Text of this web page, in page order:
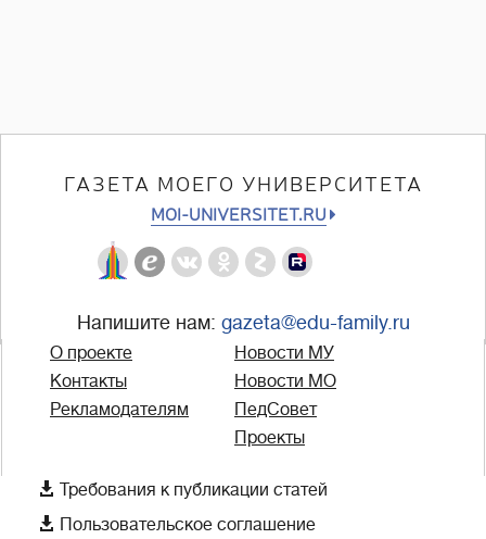
ГАЗЕТА МОЕГО УНИВЕРСИТЕТА
MOI-UNIVERSITET.RU
Напишите нам: gazeta@edu-family.ru
О проекте
Контакты
Рекламодателям
Новости МУ
Новости МО
ПедСовет
Проекты
 Требования к публикации статей
 Пользовательское соглашение